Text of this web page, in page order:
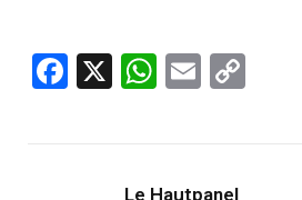
Facebook
X WhatsApp
Email
Le Hautpanel